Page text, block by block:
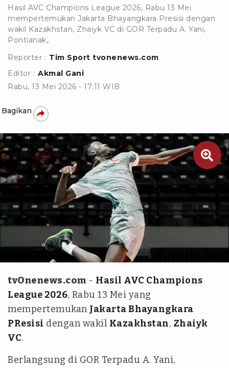
Hasil AVC Champions League 2026, Rabu 13 Mei
mempertemukan Jakarta Bhayangkara Presisi dengan
wakil Kazakhstan, Zhaiyk VC di GOR Terpadu A. Yani,
Pontianak,.
Reporter : Tim Sport tvonenews.com
Editor : Akmal Gani
Rabu, 13 Mei 2026 - 17:11 WIB
Bagikan

tangkapan layar instagram@bhayangkaravolley
tvOnenews.com - Hasil AVC Champions
League 2026, Rabu 13 Mei yang
mempertemukan Jakarta Bhayangkara
PResisi dengan wakil Kazakhstan, Zhaiyk
VC.
Berlangsung di GOR Terpadu A. Yani,